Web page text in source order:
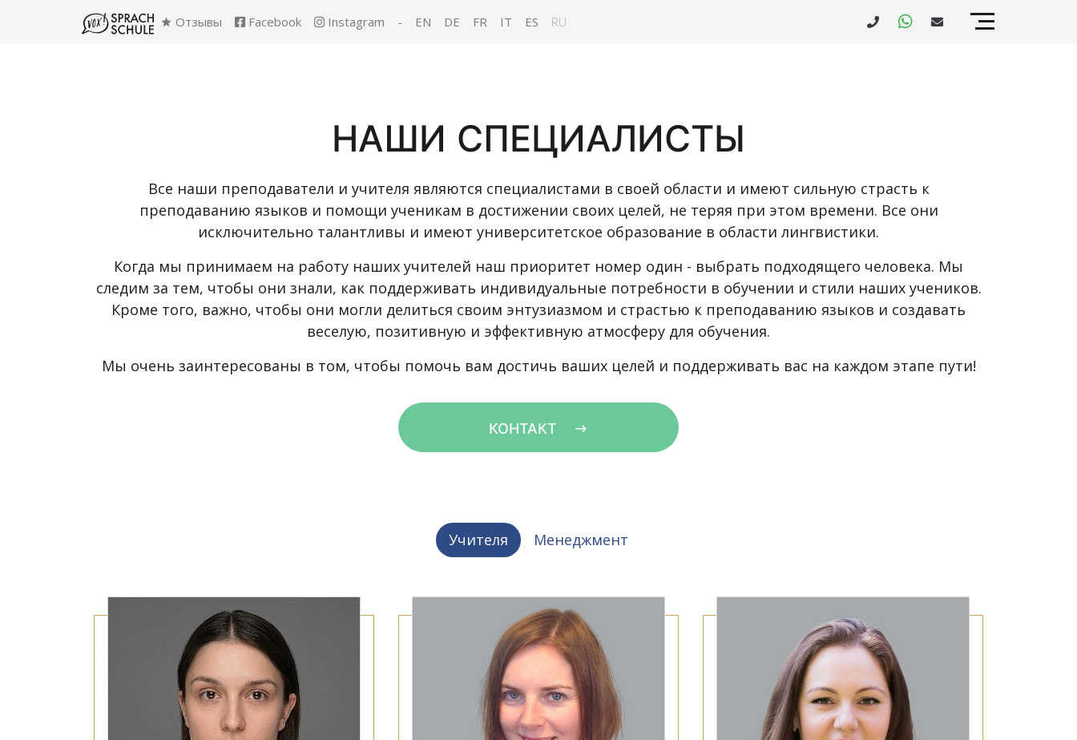
Отзывы Facebook Instagram - EN DE FR IT ES RU
НАШИ СПЕЦИАЛИСТЫ
Все наши преподаватели и учителя являются специалистами в своей области и имеют сильную страсть к
преподаванию языков и помощи ученикам в достижении своих целей, не теряя при этом времени. Все они
исключительно талантливы и имеют университетское образование в области лингвистики.
Когда мы принимаем на работу наших учителей наш приоритет номер один - выбрать подходящего человека. Мы
следим за тем, чтобы они знали, как поддерживать индивидуальные потребности в обучении и стили наших учеников.
Кроме того, важно, чтобы они могли делиться своим энтузиазмом и страстью к преподаванию языков и создавать
веселую, позитивную и эффективную атмосферу для обучения.
Мы очень заинтересованы в том, чтобы помочь вам достичь ваших целей и поддерживать вас на каждом этапе пути!
КОНТАКТ
Учителя Менеджмент